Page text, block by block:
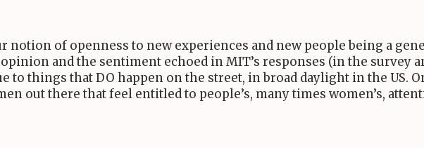
notion of openness to new experiences and new people being a
and the sentiment echoed inMIT’s responses (in the survey
to things thatDO happen on the street, in broad daylight in the US.
out there that feel entitled to people’s, many times women’s,